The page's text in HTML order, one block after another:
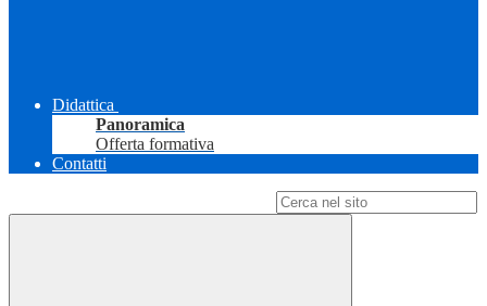
Didattica
Panoramica
Offerta formativa
Contatti